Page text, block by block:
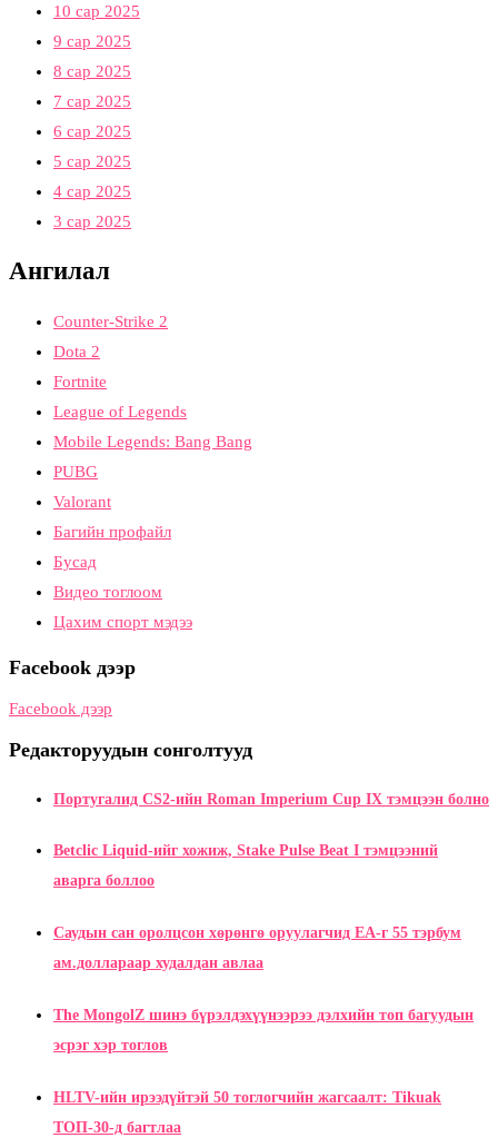
10 сар 2025
9 сар 2025
8 сар 2025
7 сар 2025
6 сар 2025
5 сар 2025
4 сар 2025
3 сар 2025
Ангилал
Counter-Strike 2
Dota 2
Fortnite
League of Legends
Mobile Legends: Bang Bang
PUBG
Valorant
Багийн профайл
Бусад
Видео тоглоом
Цахим спорт мэдээ
Facebook дээр
Facebook дээр
Редакторуудын сонголтууд
Португалид CS2-ийн Roman Imperium Cup IX тэмцээн болно
Betclic Liquid-ийг хожиж, Stake Pulse Beat I тэмцээний
аварга боллоо
Саудын сан оролцсон хөрөнгө оруулагчид EA-г 55 тэрбум
ам.доллараар худалдан авлаа
The MongolZ шинэ бүрэлдэхүүнээрээ дэлхийн топ багуудын
эсрэг хэр тоглов
HLTV-ийн ирээдүйтэй 50 тоглогчийн жагсаалт: Tikuak
ТОП-30-д багтлаа